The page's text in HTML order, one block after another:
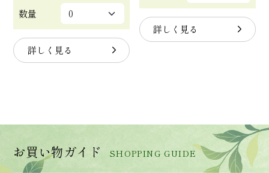
数量
詳しく見る
詳しく見る
お買い物ガイド SHOPPING GUIDE